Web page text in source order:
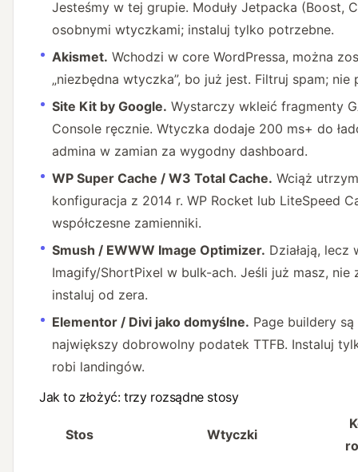
Jesteśmy w tej grupie. Moduły Jetpacka (Boost,
osobnymi wtyczkami; instaluj tylko potrzebne.
Akismet. Wchodzi w core WordPressa, można
„niezbędna wtyczka”, bo już jest. Filtruj spam; nie
Site Kit by Google. Wystarczy wkleić fragmenty
Console ręcznie. Wtyczka dodaje 200 ms+ do
admina w zamian za wygodny dashboard.
WP Super Cache / W3 Total Cache. Wciąż
konfiguracja z 2014 r. WP Rocket lub LiteSpeed
współczesne zamienniki.
Smush / EWWW Image Optimizer. Działają, lecz
Imagify/ShortPixel w bulk-ach. Jeśli już masz, nie
instaluj od zera.
Elementor / Divi jako domyślne. Page buildery
największy dobrowolny podatek TTFB. Instaluj
robi landingów.
Jak to złożyć: trzy rozsądne stosy
Stos Wtyczki